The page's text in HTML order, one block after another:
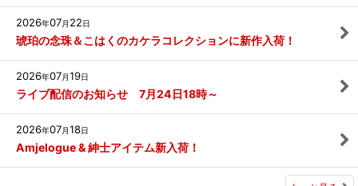
2026年07月 22日
琥珀の念珠＆こはくのカケラコレクションに新作入荷！
2026年07月19日
ライブ配信のお知らせ 7月24日18時～
2026年07月18日
Amjelogue & 紳士アイテム新入荷！